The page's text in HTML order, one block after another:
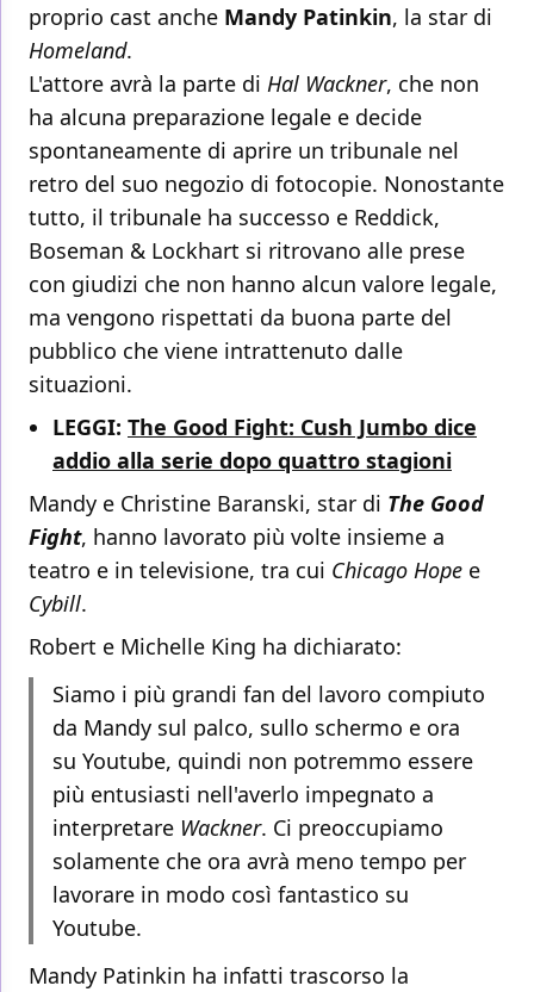
proprio cast anche Mandy Patinkin, la star di
Homeland.
L'attore avrà la parte di Hal Wackner, che non
ha alcuna preparazione legale e decide
spontaneamente di aprire un tribunale nel
retro del suo negozio di fotocopie. Nonostante
tutto, il tribunale ha successo e Reddick,
Boseman & Lockhart si ritrovano alle prese
con giudizi che non hanno alcun valore legale,
ma vengono rispettati da buona parte del
pubblico che viene intrattenuto dalle
situazioni.
LEGGI: The Good Fight: Cush Jumbo dice
addio alla serie dopo quattro stagioni
Mandy e Christine Baranski, star di The Good
Fight, hanno lavorato più volte insieme a
teatro e in televisione, tra cui Chicago Hope e
Cybill.
Robert e Michelle King ha dichiarato:
Siamo i più grandi fan del lavoro compiuto
da Mandy sul palco, sullo schermo e ora
su Youtube, quindi non potremmo essere
più entusiasti nell'averlo impegnato a
interpretare Wackner. Ci preoccupiamo
solamente che ora avrà meno tempo per
lavorare in modo così fantastico su
Youtube.
Mandy Patinkin ha infatti trascorso la